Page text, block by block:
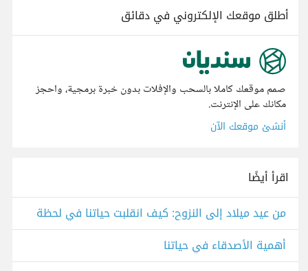
أطلق موقعك الإلكتروني في دقائق
صمم موقعك كاملا بالسحب والإفلات بدون خبرة برمجية، واحجز
مكانك على الإنترنت.
أنشئ موقعك الآن
اقرأ أيضًا
من عيد ميلاد إلى النزوح: كيف انقلبت حياتنا في لحظة
أهمية الأصدقاء في حياتنا